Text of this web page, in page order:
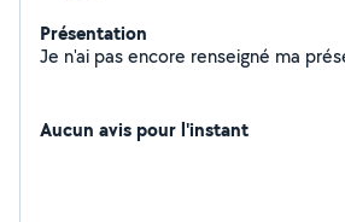
Présentation
Je n'ai pas
Aucun avis pour l'instant